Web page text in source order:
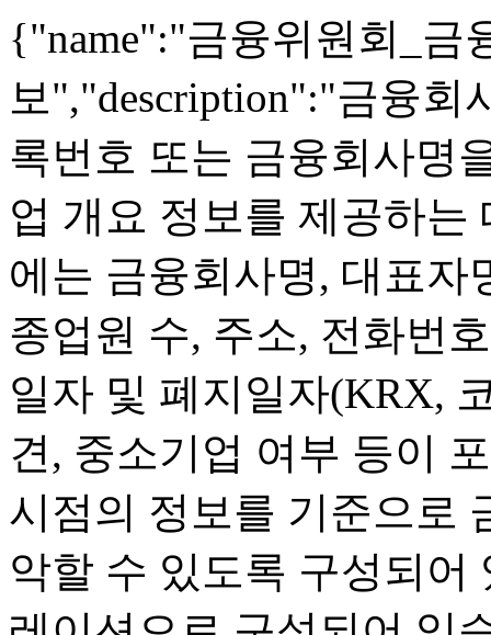
{"name":"금융위원회_금
보","description":"금융회
록번호 또는 금융회사명
업 개요 정보를 제공하는
에는 금융회사명, 대표자
종업원 수, 주소, 전화번
일자 및 폐지일자(KRX,
견, 중소기업 여부 등이
시점의 정보를 기준으로
악할 수 있도록 구성되어